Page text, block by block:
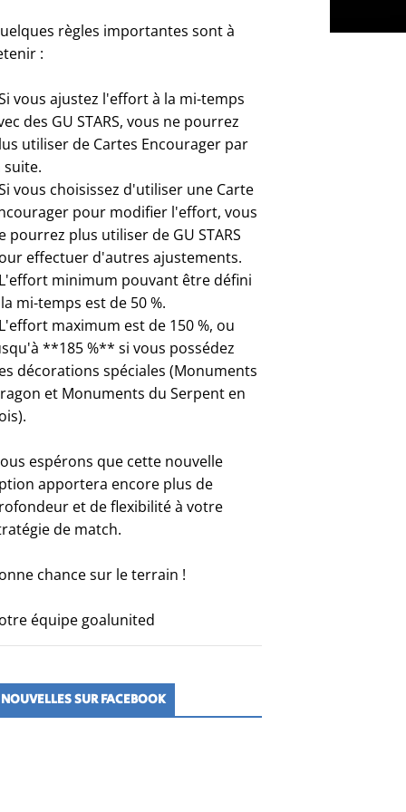
règles importantes sont à
:
vous ajustez l'effort à la mi-temps
des GU STARS, vous ne pourrez
utiliser de Cartes Encourager par
suite.
vous choisissez d'utiliser une Carte
pour modifier l'effort, vous
pourrez plus utiliser de GU STARS
effectuer d'autres ajustements.
minimum pouvant être défini
mi-temps est de 50 %.
maximum est de 150 %, ou
**185 %** si vous possédez
décorations spéciales (Monuments
et Monuments du Serpent en
espérons que cette nouvelle
apportera encore plus de
et de flexibilité à votre
de match.
chance sur le terrain !
équipe goalunited
NOUVELLES SUR FACEBOOK